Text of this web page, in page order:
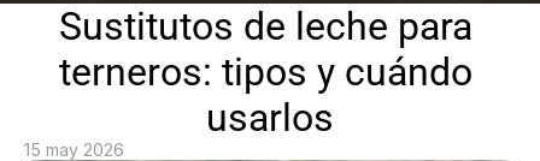
Eventos
Sustitutos de leche para
terneros: tipos y cuándo
usarlos
15 may 2026